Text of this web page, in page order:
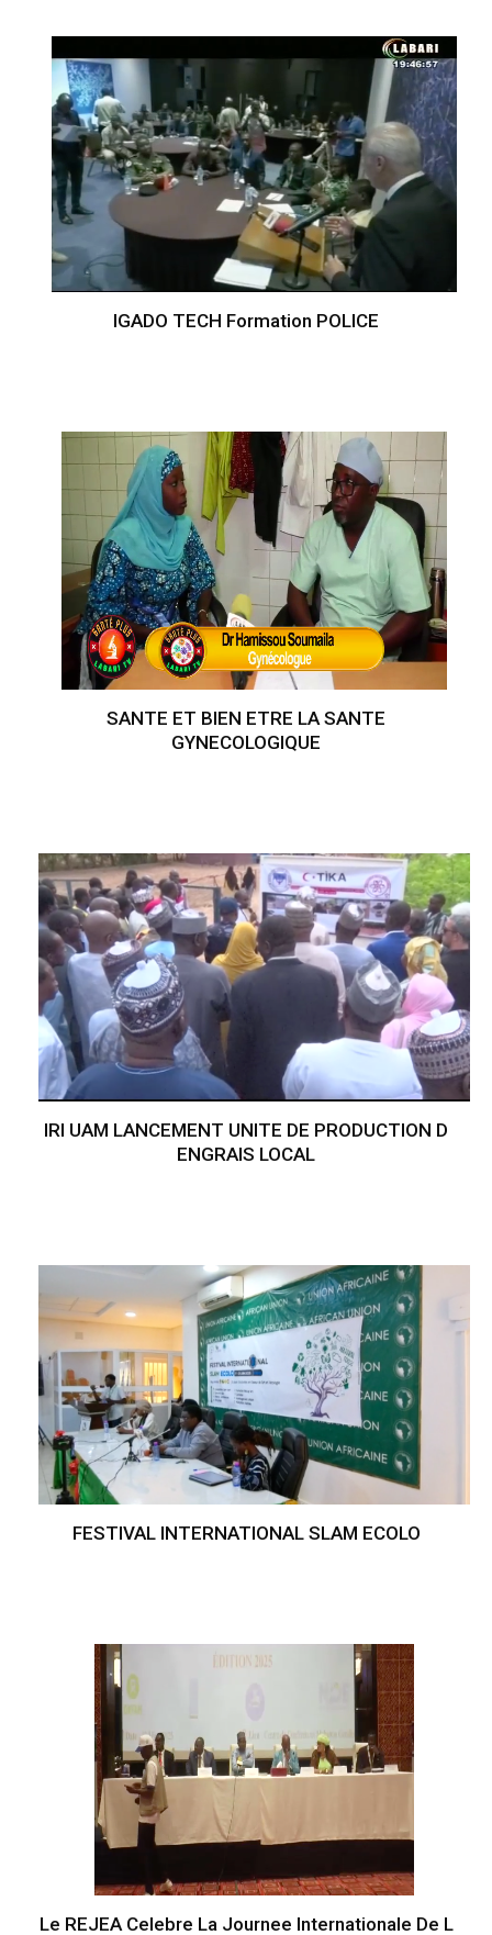
IGADO TECH Formation POLICE
SANTE ET BIEN ETRE LA SANTE
GYNECOLOGIQUE
IRI UAM LANCEMENT UNITE DE PRODUCTION D
ENGRAIS LOCAL
FESTIVAL INTERNATIONAL SLAM ECOLO
Le REJEA Celebre La Journee Internationale De L